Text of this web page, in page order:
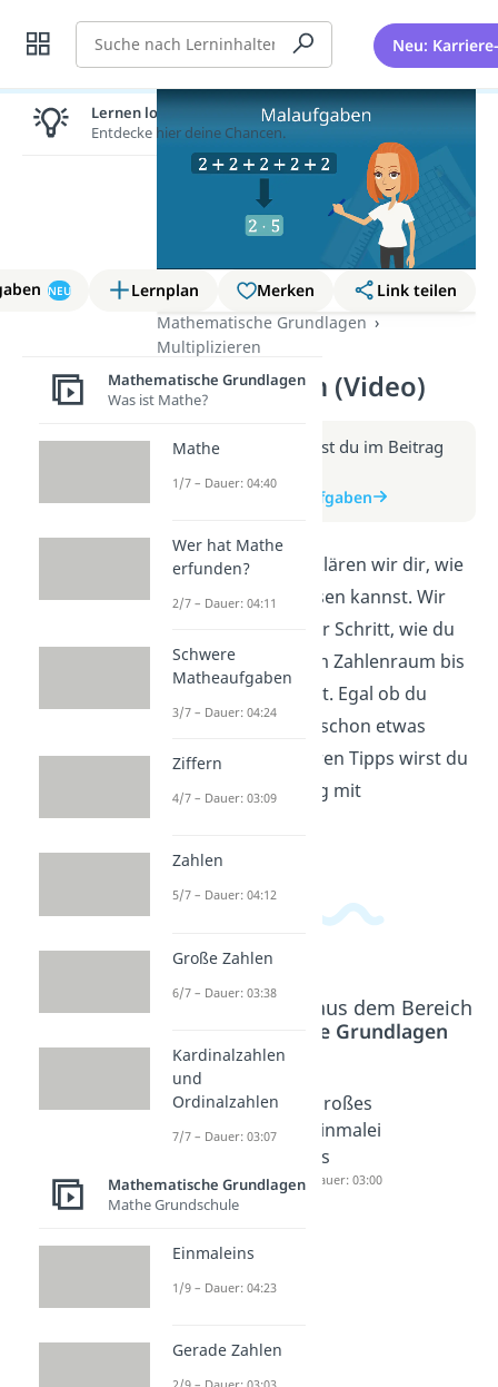
Suche Neu:
NEU Lernplan Merken
Link teilen
Mathematische Grundlagen
Multiplizieren
Malaufgaben (Video)
Weitere Infos erhältst du im Beitrag
zum Beitrag: Malaufgaben
In diesem Video erklären wir dir, wie
du Malaufgaben lösen kannst. Wir
zeigen dir Schritt für Schritt, wie du
die Multiplikation im Zahlenraum bis
100 meistern kannst. Egal ob du
Anfänger bist oder schon etwas
geübter – mit unseren Tipps wirst du
sicherer im Umgang mit
Beliebte Inhalte aus dem Bereich
Mathematische Grundlagen
Halbschr
iftliche
ation
Dauer: 03:46
Schriftlic
h
eren
Dauer: 03:37
Großes
Einmalei
ns
Dauer: 03:00
Lernen lohnt sich!
Entdecke hier deine Chancen.
Mathematische Grundlagen
Was ist Mathe?
Mathe
1/7 – Dauer: 04:40
Wer hat Mathe
erfunden?
2/7 – Dauer: 04:11
Schwere
Matheaufgaben
3/7 – Dauer: 04:24
Ziffern
4/7 – Dauer: 03:09
Zahlen
5/7 – Dauer: 04:12
Große Zahlen
6/7 – Dauer: 03:38
Kardinalzahlen
und
Ordinalzahlen
7/7 – Dauer: 03:07
Mathematische Grundlagen
Mathe Grundschule
Einmaleins
1/9 – Dauer: 04:23
Gerade Zahlen